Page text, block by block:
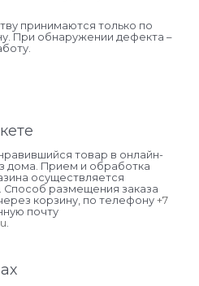
принимаются только по
При обнаружении дефекта –
товар в онлайн-
дома. Прием и обработка
осуществляется
Способ размещения заказа
корзину, по телефону +7
почту
.